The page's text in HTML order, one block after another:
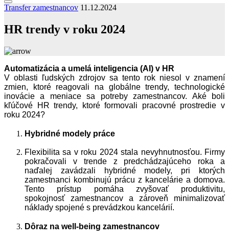
Transfer zamestnancov 11.12.2024
HR trendy v roku 2024
Automatizácia a umelá inteligencia (AI) v HR
V oblasti ľudských zdrojov sa tento rok niesol v znamení
zmien, ktoré reagovali na globálne trendy, technologické
inovácie a meniace sa potreby zamestnancov. Aké boli
kľúčové HR trendy, ktoré formovali pracovné prostredie v
roku 2024?
Hybridné modely práce
Flexibilita sa v roku 2024 stala nevyhnutnosťou. Firmy
pokračovali v trende z predchádzajúceho roka a
naďalej zavádzali hybridné modely, pri ktorých
zamestnanci kombinujú prácu z kancelárie a domova.
Tento prístup pomáha zvyšovať produktivitu,
spokojnosť zamestnancov a zároveň minimalizovať
náklady spojené s prevádzkou kancelárií.
Dôraz na well-being zamestnancov